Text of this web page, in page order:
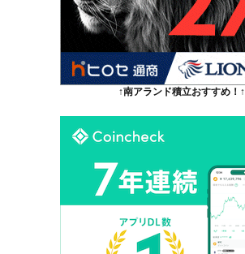
↑南アランド積立おすすめ！↑